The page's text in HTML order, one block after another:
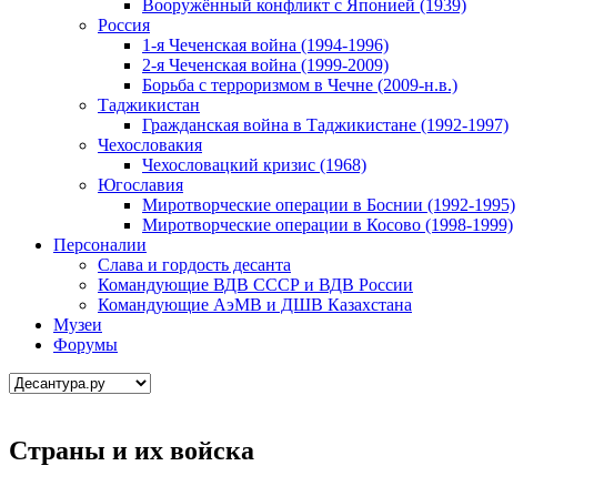
Вооружённый конфликт с Японией (1939)
Россия
1-я Чеченская война (1994-1996)
2-я Чеченская война (1999-2009)
Борьба с терроризмом в Чечне (2009-н.в.)
Таджикистан
Гражданская война в Таджикистане (1992-1997)
Чехословакия
Чехословацкий кризис (1968)
Югославия
Миротворческие операции в Боснии (1992-1995)
Миротворческие операции в Косово (1998-1999)
Персоналии
Слава и гордость десанта
Командующие ВДВ СССР и ВДВ России
Командующие АэМВ и ДШВ Казахстана
Музеи
Форумы
Страны и их войска